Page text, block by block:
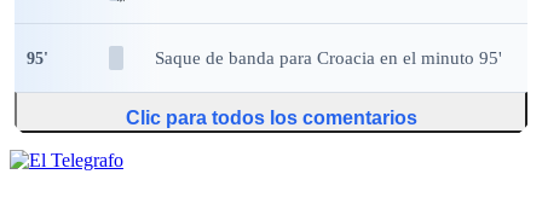
95' Saque de banda para Croacia en el minuto 95'
Clic para todos los comentarios